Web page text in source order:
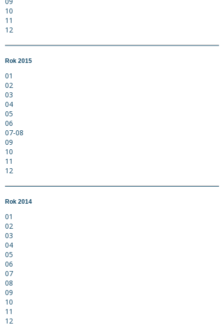
10
11
12
Rok 2015
01
02
03
04
05
06
07-08
09
10
11
12
Rok 2014
01
02
03
04
05
06
07
08
09
10
11
12